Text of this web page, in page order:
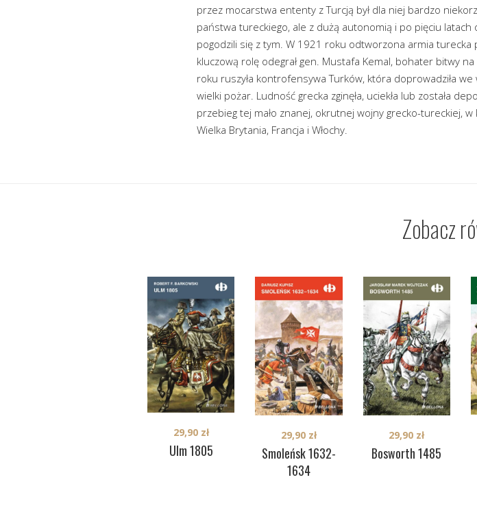
przez mocarstwa ententy z Turcją był dla niej bardzo
państwa tureckiego, ale z dużą autonomią i po pięciu latach
pogodzili się z tym. W 1921 roku odtworzona armia turecka
kluczową rolę odegrał gen. Mustafa Kemal, bohater bitwy
roku ruszyła kontrofensywa Turków, która doprowadziła
wielki pożar. Ludność grecka zginęła, uciekła lub została
przebieg tej mało znanej, okrutnej wojny grecko-tureckiej,
Wielka Brytania, Francja i Włochy.
Zobacz
Ulm 1805
29,90 zł
Smoleńsk 1632-
1634
29,90 zł
Bosworth 1485
29,90 zł